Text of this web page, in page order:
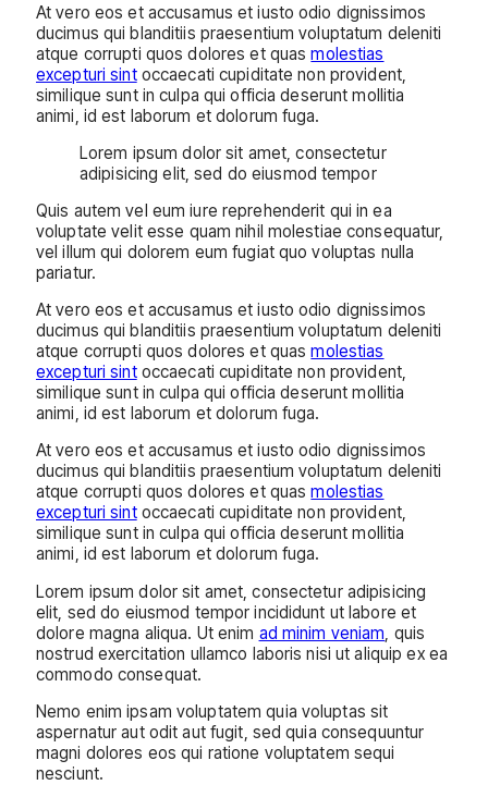
At vero eos et accusamus et iusto odio dignissimos
ducimus qui blanditiis praesentium voluptatum deleniti
atque corrupti quos dolores et quasmolestias
excepturi sintoccaecati cupiditate non provident,
similique sunt in culpa qui officia deserunt mollitia
animi, id est laborum et dolorum fuga.
Lorem ipsum dolor sit amet, consectetur
adipisicing elit, sed do eiusmod tempor
Quis autem vel eum iure reprehenderit qui in ea
voluptate velit esse quam nihil molestiae consequatur,
vel illum qui dolorem eum fugiat quo voluptas nulla
pariatur.
At vero eos et accusamus et iusto odio dignissimos
ducimus qui blanditiis praesentium voluptatum deleniti
atque corrupti quos dolores et quasmolestias
excepturi sintoccaecati cupiditate non provident,
similique sunt in culpa qui officia deserunt mollitia
animi, id est laborum et dolorum fuga.
At vero eos et accusamus et iusto odio dignissimos
ducimus qui blanditiis praesentium voluptatum deleniti
atque corrupti quos dolores et quasmolestias
excepturi sintoccaecati cupiditate non provident,
similique sunt in culpa qui officia deserunt mollitia
animi, id est laborum et dolorum fuga.
Lorem ipsum dolor sit amet, consectetur adipisicing
elit, sed do eiusmod tempor incididunt ut labore et
dolore magna aliqua. Ut enim ad minim veniam , quis
nostrud exercitation ullamco laboris nisi ut aliquip ex ea
commodo consequat.
Nemo enim ipsam voluptatem quia voluptas sit
aspernatur aut odit aut fugit, sed quia consequuntur
magni dolores eos qui ratione voluptatem sequi
nesciunt.